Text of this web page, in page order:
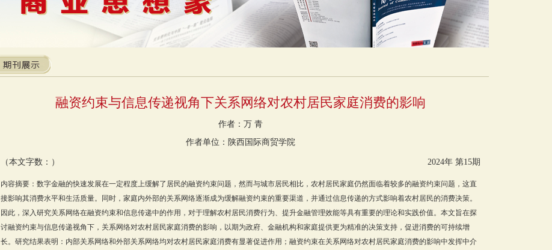
融资约束与信息传递视角下关系网络对农村居民家庭消费的影响
作者：万 青
作者单位：陕西国际商贸学院
（本文字数：） 2024年 第15期
内容摘要：数字金融的快速发展在一定程度上缓解了居民的融资约束问题，然而与城市居民相比，农村居民家庭仍然面临着较多的融资约束问题，这直
接影响其消费水平和生活质量。同时，家庭内外部的关系网络逐渐成为缓解融资约束的重要渠道，并通过信息传递的方式影响着农村居民的消费决策。
因此，深入研究关系网络在融资约束和信息传递中的作用，对于理解农村居民消费行为、提升金融管理效能等具有重要的理论和实践价值。本文旨在探
讨融资约束与信息传递视角下，关系网络对农村居民家庭消费的影响，以期为政府、金融机构和家庭提供更为精准的决策支持，促进消费的可持续增
长。研究结果表明：内部关系网络和外部关系网络均对农村居民家庭消费有显著促进作用；融资约束在关系网络对农村居民家庭消费的影响中发挥中介